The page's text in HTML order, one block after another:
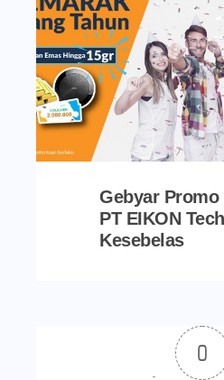
Gebyar Promo
PT EIKON
Kesebelas
0